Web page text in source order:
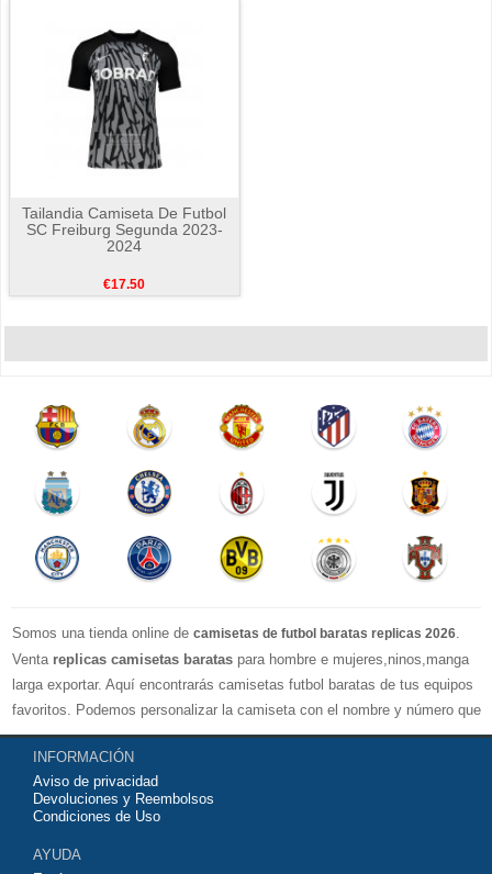
Tailandia Camiseta De Futbol
SC Freiburg Segunda 2023-
2024
€17.50
Somos una tienda online de camisetas de futbol baratas replicas 2026
Venta replicas camisetas baratas para hombre e mujeres,ninos,manga
larga exportar. Aquí encontrarás camisetas futbol baratas de tus equipos
favoritos. Podemos personalizar la camiseta con el nombre y número que
quieras. Nuestrascamisetas de futbol replicasson de máxima calidad
tailandesa por lo que estamos convencidos que quedarás muy satisfecho
con ella. Estas camisetas tienen un tejido transpirable por lo que te
servirán para jugar al fútbol o simplemente para animar a tu equipo
contáctanos y haremos lo posible para conseguirtela lo más barata
INFORMACIÓN
Aviso de privacidad
Devoluciones y Reembolsos
Condiciones de Uso
AYUDA